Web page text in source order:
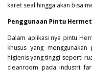
karet seal hingga akan bisa
Penggunaan Pintu
Dalam aplikasi nya pintu
khusus yang
higienis yang tinggi seperti
cleanroom pada industri